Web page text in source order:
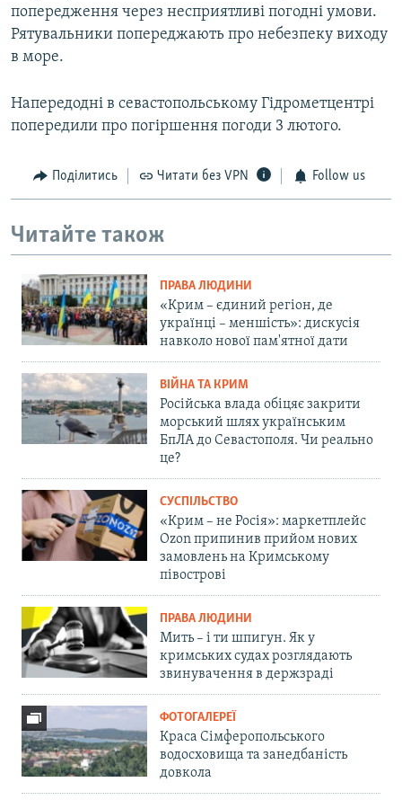
попередження через несприятливі погодні умови.
Рятувальники попереджають про небезпеку виходу
в море.
Напередодні в севастопольському Гідрометцентрі
попередили про погіршення погоди 3 лютого.
Поділитись Читати без VPN Follow us
Читайте також
ПРАВА ЛЮДИНИ
«Крим – єдиний регіон, де
українці – меншість»: дискусія
навколо нової пам'ятної дати
ВІЙНА ТА КРИМ
Російська влада обіцяє закрити
морський шлях українським
БпЛА до Севастополя. Чи реально
це?
СУСПІЛЬСТВО
«Крим – не Росія»: маркетплейс
Ozon припинив прийом нових
замовлень на Кримському
півострові
ПРАВА ЛЮДИНИ
Мить – і ти шпигун. Як у
кримських судах розглядають
звинувачення в держзраді
ФОТОГАЛЕРЕЇ
Краса Сімферопольського
водосховища та занедбаність
довкола